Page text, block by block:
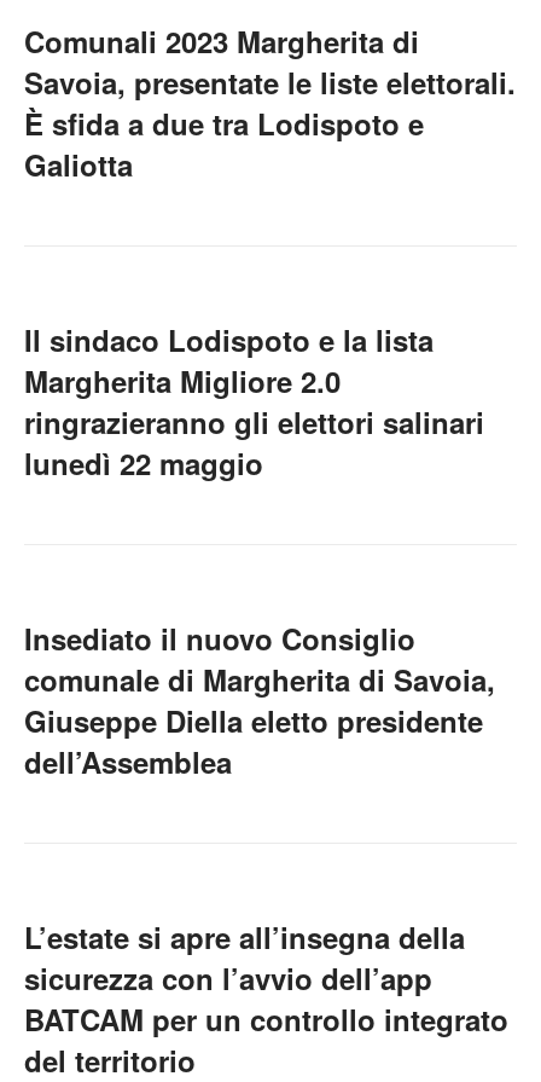
Comunali 2023 Margherita di
Savoia, presentate le liste elettorali.
È sfida a due tra Lodispoto e
Galiotta
Il sindaco Lodispoto e la lista
Margherita Migliore 2.0
ringrazieranno gli elettori salinari
lunedì 22 maggio
Insediato il nuovo Consiglio
comunale di Margherita di Savoia,
Giuseppe Diella eletto presidente
dell’Assemblea
L’estate si apre all’insegna della
sicurezza con l’avvio dell’app
BATCAM per un controllo integrato
del territorio